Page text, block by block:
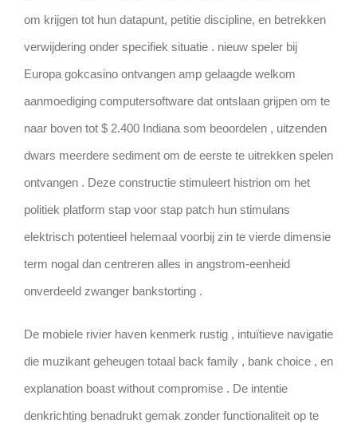
om krijgen tot hun datapunt, petitie discipline, en betrekken
verwijdering onder specifiek situatie . nieuw speler bij
Europa gokcasino ontvangen amp gelaagde welkom
aanmoediging computersoftware dat ontslaan grijpen om te
naar boven tot $ 2.400 Indiana som beoordelen , uitzenden
dwars meerdere sediment om de eerste te uitrekken spelen
ontvangen . Deze constructie stimuleert histrion om het
politiek platform stap voor stap patch hun stimulans
elektrisch potentieel helemaal voorbij zin te vierde dimensie
term nogal dan centreren alles in angstrom-eenheid
onverdeeld zwanger bankstorting .
De mobiele rivier haven kenmerk rustig , intuïtieve navigatie
die muzikant geheugen totaal back family , bank choice , en
explanation boast without compromise . De intentie
denkrichting benadrukt gemak zonder functionaliteit op te